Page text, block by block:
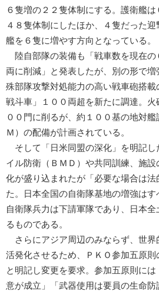
６隻増の２２隻体制にする。護衛艦
４８隻体制にしたほか、４隻だった
艦を６隻に増やす方向となっている。
陸自部隊の装備も「戦車数を現在の
両に削減」と発表したが、別の形で
殊部隊攻撃対処能力の高い戦車砲搭
戦斗車」１００両超を新たに調達。火
００門に削るが、約１００基の地対
Ｍ）の配備が計画されている。
そして「日米同盟の深化」を明記し
イル防衛（ＢＭＤ）や共同訓練、施
化が盛り込まれたが「必要な場合は
た。日本全国の自衛隊基地の増強はす
自衛隊兵力は下請軍隊であり、日本
るものである。
さらにアジア周辺のみならず、世界
活発化させるため、ＰＫＯ参加五原則
と明記し変更を要求。参加五原則に
意が成立」「武器使用は要員の生命